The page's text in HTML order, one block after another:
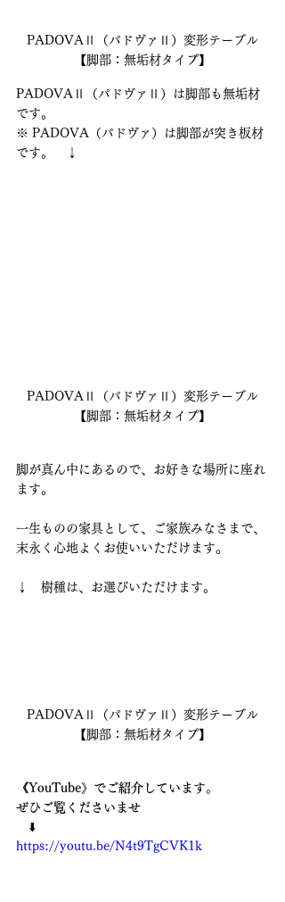
PADOVAⅡ（パドヴァⅡ）変形テーブル
【脚部：無垢材タイプ】
PADOVAⅡ（パドヴァⅡ）は脚部も無垢材
です。
※ PADOVA（パドヴァ）は脚部が突き板材
です。　↓
PADOVAⅡ（パドヴァⅡ）変形テーブル
【脚部：無垢材タイプ】
脚が真ん中にあるので、お好きな場所に座れ
ます。
一生ものの家具として、ご家族みなさまで、
末永く心地よくお使いいただけます。
↓　樹種は、お選びいただけます。
PADOVAⅡ（パドヴァⅡ）変形テーブル
【脚部：無垢材タイプ】
《YouTube》でご紹介しています。
ぜひご覧くださいませ
⬇️
https://youtu.be/N4t9TgCVK1k